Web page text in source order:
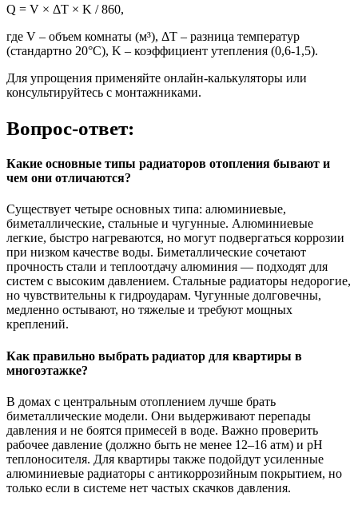
Q = V × ΔT × K / 860,
где V – объем комнаты (м³), ΔT – разница температур
(стандартно 20°C), K – коэффициент утепления (0,6-1,5).
Для упрощения применяйте онлайн-калькуляторы или
консультируйтесь с монтажниками.
Вопрос-ответ:
Какие основные типы радиаторов отопления бывают и
чем они отличаются?
Существует четыре основных типа: алюминиевые,
биметаллические, стальные и чугунные. Алюминиевые
легкие, быстро нагреваются, но могут подвергаться коррозии
при низком качестве воды. Биметаллические сочетают
прочность стали и теплоотдачу алюминия — подходят для
систем с высоким давлением. Стальные радиаторы недорогие,
но чувствительны к гидроударам. Чугунные долговечны,
медленно остывают, но тяжелые и требуют мощных
креплений.
Как правильно выбрать радиатор для квартиры в
многоэтажке?
В домах с центральным отоплением лучше брать
биметаллические модели. Они выдерживают перепады
давления и не боятся примесей в воде. Важно проверить
рабочее давление (должно быть не менее 12–16 атм) и pH
теплоносителя. Для квартиры также подойдут усиленные
алюминиевые радиаторы с антикоррозийным покрытием, но
только если в системе нет частых скачков давления.